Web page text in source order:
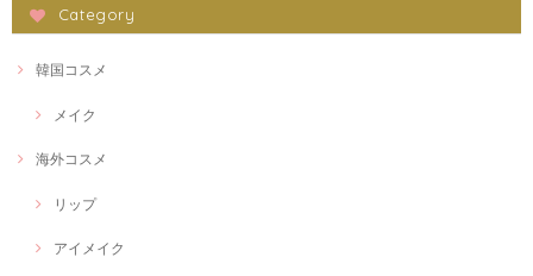
Category
韓国コスメ
メイク
海外コスメ
リップ
アイメイク